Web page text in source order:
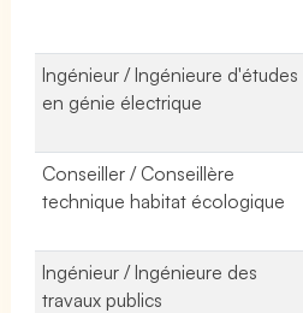
Ingénieur / Ingénieure d'études
en génie électrique
Conseiller / Conseillère
technique habitat écologique
Ingénieur / Ingénieure des
travaux publics